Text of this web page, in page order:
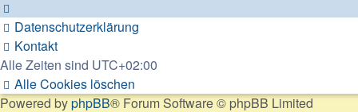
Datenschutzerklärung
Kontakt
Alle Zeiten sind UTC+02:00
Alle Cookies löschen
Powered byphpBB® Forum Software © phpBB Limited